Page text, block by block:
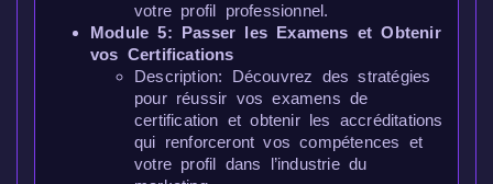
votre profil professionnel.
Module 5: Passer les Examens et Obtenir
vos Certifications
Description: Découvrez des stratégies
pour réussir vos examens de
certification et obtenir les accréditations
qui renforceront vos compétences et
votre profil dans l’industrie du